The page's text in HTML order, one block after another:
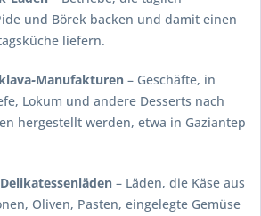
und Börek backen und damit einen
liefern.
– Geschäfte, in
Lokum und andere Desserts nach
hergestellt werden, etwa in Gaziantep
– Läden, die Käse aus
Oliven, Pasten, eingelegte Gemüse